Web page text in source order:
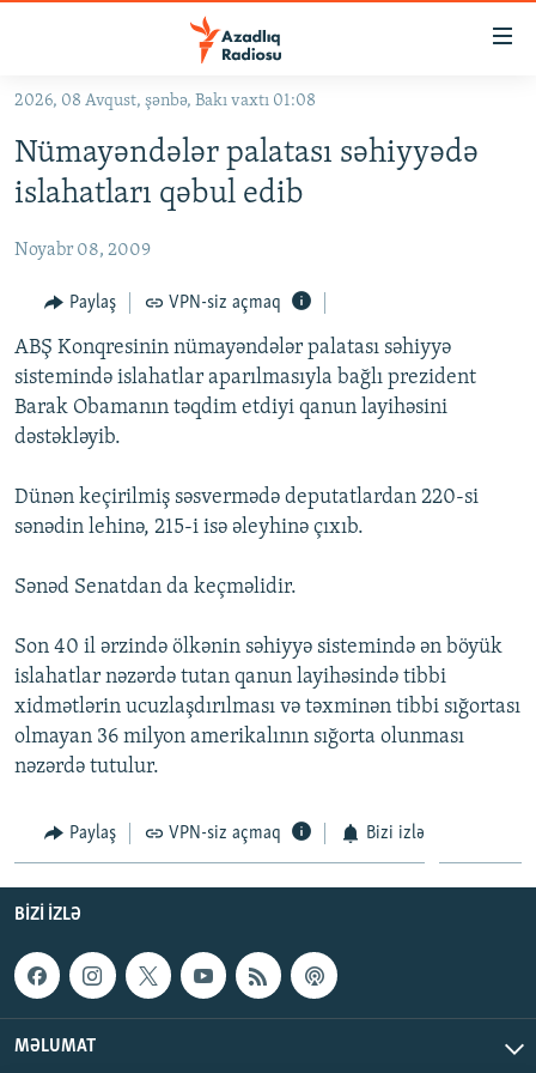
Əsas
qayıt
Əsas
qayıt
#İZAHLA
KORRUPSIOMETR
#ƏSLINDƏ
FƏRQƏ BAX
QANUNI DOĞRU
ARAŞDIRMA
MULTIMEDIA
FOTOQALEREYA
OXU ZALI
İZ - MƏDƏNIYYƏT PROQRAMI
HAQQIMIZDA
PEŞƏ ETIKASI VƏ JURNALISTIKA STANDARTLARIMIZ
MATERIALLARIMIZDAN ISTIFADƏ
AZADLIQRADIOSU MOBIL TELEFONUNUZDA
BIZIMLƏ ƏLAQƏ
XƏBƏR BÜLLETENLƏRIMIZ
BIZI IZLƏ
RFE/RL-in bütün saytları
2026, 08 Avqust, şənbə, Bakı vaxtı 01:08
Nümayəndələr palatası səhiyyədə
islahatları qəbul edib
Noyabr 08, 2009
Paylaş VPN-siz açmaq
ABŞ Konqresinin nümayəndələr palatası səhiyyə
sistemində islahatlar aparılmasıyla bağlı prezident
Barak Obamanın təqdim etdiyi qanun layihəsini
dəstəkləyib.
Dünən keçirilmiş səsvermədə deputatlardan 220-si
sənədin lehinə, 215-i isə əleyhinə çıxıb.
Sənəd Senatdan da keçməlidir.
Son 40 il ərzində ölkənin səhiyyə sistemində ən böyük
islahatlar nəzərdə tutan qanun layihəsində tibbi
xidmətlərin ucuzlaşdırılması və təxminən tibbi sığortası
olmayan 36 milyon amerikalının sığorta olunması
nəzərdə tutulur.
Paylaş VPN-siz açmaq Bizi izlə
BIZI IZLƏ
MƏLUMAT